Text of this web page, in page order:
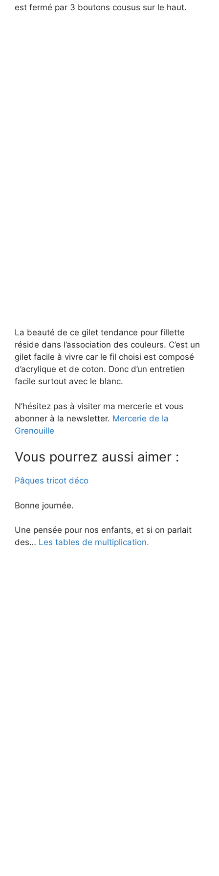
est fermé par 3 boutons cousus sur le haut.
La beauté de ce gilet tendance pour fillette
réside dans l’association des couleurs. C’est un
gilet facile à vivre car le fil choisi est composé
d’acrylique et de coton. Donc d’un entretien
facile surtout avec le blanc.
N’hésitez pas à visiter ma mercerie et vous
abonner à la newsletter. Mercerie de la
Grenouille
Vous pourrez aussi aimer :
Pâques tricot déco
Bonne journée.
Une pensée pour nos enfants, et si on parlait
des… Les tables de multiplication.